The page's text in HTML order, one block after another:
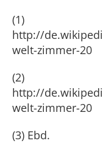
(1)
http://
welt-zimmer-20
(2)
http://
welt-zimmer-20
(3) Ebd.